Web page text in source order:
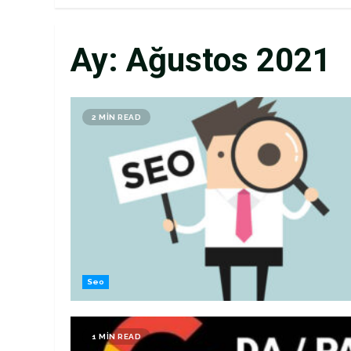
Ay:Ağustos 2021
2 MIN READ
Seo
1 MIN READ